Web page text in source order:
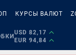
КУРСЫ ВАЛЮТ
USD 82,17
EUR 94,84